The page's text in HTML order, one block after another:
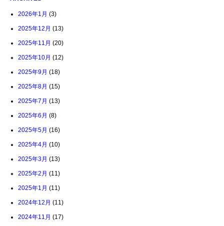
2026年1月 (3)
2025年12月 (13)
2025年11月 (20)
2025年10月 (12)
2025年9月 (18)
2025年8月 (15)
2025年7月 (13)
2025年6月 (8)
2025年5月 (16)
2025年4月 (10)
2025年3月 (13)
2025年2月 (11)
2025年1月 (11)
2024年12月 (11)
2024年11月 (17)